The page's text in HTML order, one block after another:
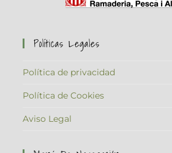
Políticas Legales
Política de privacidad
Política de Cookies
Aviso Legal